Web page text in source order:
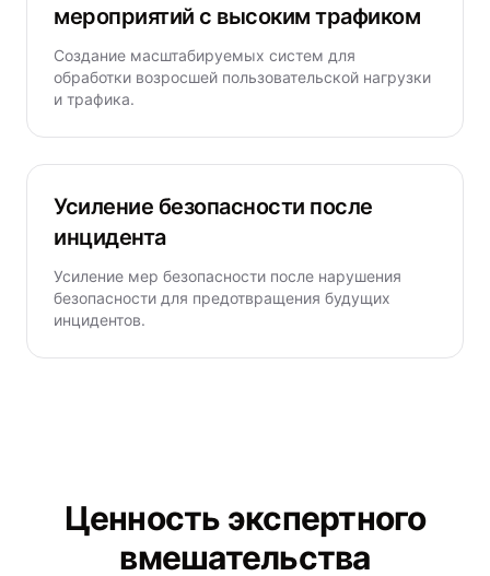
мероприятий с высоким трафиком
Создание масштабируемых систем для
обработки возросшей пользовательской нагрузки
и трафика.
Усиление безопасности после
инцидента
Усиление мер безопасности после нарушения
безопасности для предотвращения будущих
инцидентов.
Ценность экспертного
вмешательства